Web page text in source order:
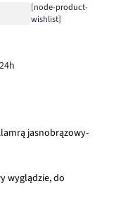
[node-product-
wishlist]
jasnobrązowy-
wyglądzie, do